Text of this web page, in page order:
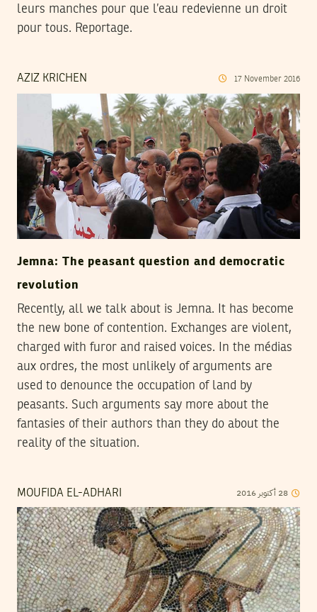
leurs manches pour que l’eau redevienne un droit
pour tous. Reportage.
AZIZ KRICHEN 17 November 2016
Jemna: The peasant question and democratic
revolution
Recently, all we talk about is Jemna. It has become
the new bone of contention. Exchanges are violent,
charged with furor and raised voices. In the médias
aux ordres, the most unlikely of arguments are
used to denounce the occupation of land by
peasants. Such arguments say more about the
fantasies of their authors than they do about the
reality of the situation.
MOUFIDA EL-ADHARI 28 أكتوبر 2016